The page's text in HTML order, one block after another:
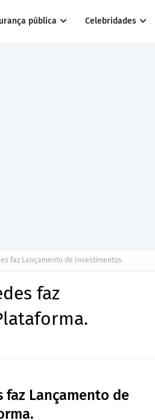
pública Celebridades
faz Lançamento de Investimentos
faz
faz Lançamento de